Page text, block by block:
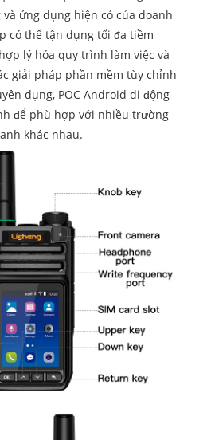
ứng dụng hiện có của doanh
có thể tận dụng tối đa tiềm
lý hóa quy trình làm việc và
giải pháp phần mềm tùy chỉnh
dụng, POC Android di động
để phù hợp với nhiều trường
khác nhau.